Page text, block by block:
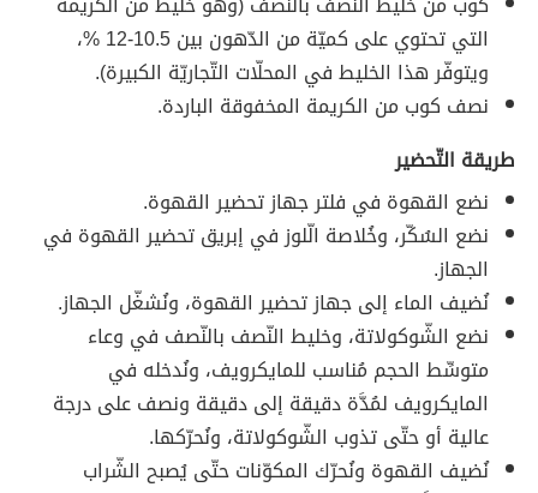
التي تحتوي على كميّة من الدّهون بين 10.5-12 %،
ويتوفّر هذا الخليط في المحلّات التّجاريّة الكبيرة).
نصف كوب من الكريمة المخفوقة الباردة.
طريقة التّحضير
نضع القهوة في فلتر جهاز تحضير القهوة.
نضع السُكّر، وخُلاصة الّلوز في إبريق تحضير القهوة في
الجهاز.
نُضيف الماء إلى جهاز تحضير القهوة، ونُشغّل الجهاز.
نضع الشّوكولاتة، وخليط النّصف بالنّصف في وعاء
متوسِّط الحجم مُناسب للمايكرويف، ونُدخله في
المايكرويف لمُدَّة دقيقة إلى دقيقة ونصف على درجة
عالية أو حتّى تذوب الشّوكولاتة، ونُحرّكها.
نُضيف القهوة ونُحرّك المكوّنات حتّى يُصبح الشّراب